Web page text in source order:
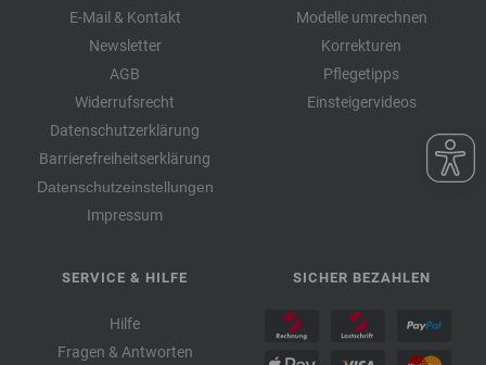
E-Mail & Kontakt
Newsletter
AGB
Widerrufsrecht
Datenschutzerklärung
Barrierefreiheitserklärung
Datenschutzeinstellungen
Impressum
Modelle umrechnen
Korrekturen
Pflegetipps
Einsteigervideos
SERVICE & HILFE
Hilfe
Fragen & Antworten
SICHER BEZAHLEN